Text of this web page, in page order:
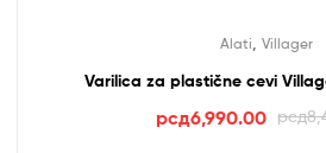
Alati, Villager
Varilica za plastične cevi
рсд
рсд6,990.00